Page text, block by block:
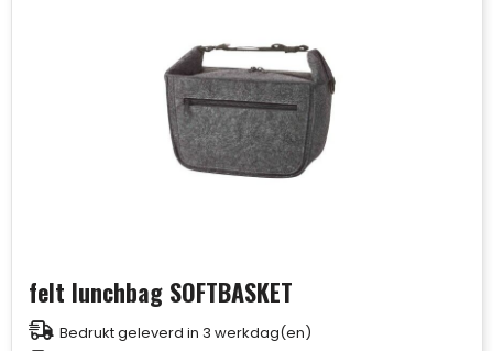
felt lunchbag SOFTBASKET
Bedrukt geleverd in 3 werkdag(en)